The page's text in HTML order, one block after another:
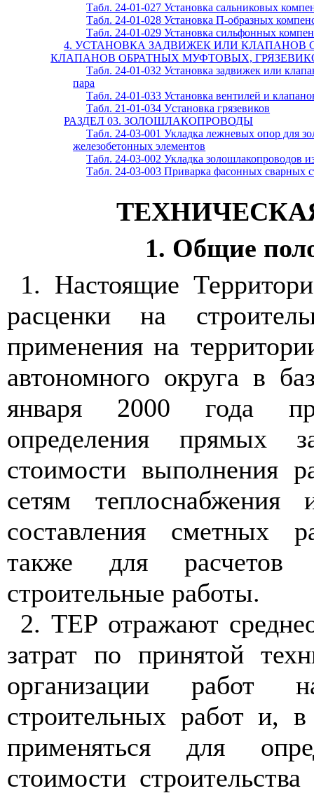
Табл. 24-01-027 Установка сальниковых
Табл. 24-01-028 Установка П-образных
Табл. 24-01-029 Установка сильфонных
4. УСТАНОВКА ЗАДВИЖЕК ИЛИ КЛАПАНОВ
КЛАПАНОВ ОБРАТНЫХ МУФТОВЫХ,
Табл. 24-01-032 Установка задвижек или
пара
Табл. 24-01-033 Установка вентилей и
Табл. 21-01-034 Уcтaновка грязевиков
РАЗДЕЛ 03. ЗОЛОШЛАКОПРОВОДЫ
Табл. 24-03-001 Укладка лежневых опор для
железобетонных элементов
Табл. 24-03-002 Укладка золошлакопроводов
Табл. 24-03-003 Приварка фасонных сварных
1. Общие
1. Настоящие
расценки на
применения на
автономного округа в
января 2000 года
определения прямых
стоимости выполнения
сетям теплоснабжения
составления сметных
также для расчетов
строительные работы.
2. ТЕР отражают
затрат по принятой
организации
строительных работ и,
применяться для
стоимости